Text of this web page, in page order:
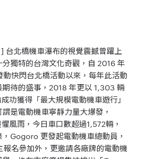
台北橋機車瀑布的視覺震撼曾躍上
獨特的台灣文化奇觀，自 2016 年
快閃台北橋活動以來，每年此活動
期待的盛事，2018 年更以 1,303 輛
功獲得「最大規模電動機車遊行」
是電動機車寧靜力量大爆發，
風雨，今日車口數超過1,572輛，
Gogoro 更發起電動機車總動員，
名參加外，更邀請各廠牌的電動機